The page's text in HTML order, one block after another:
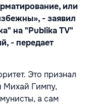
или
- заявил
на "Publika TV"
- передает
Это признал
Михай Гимпу,
а сам